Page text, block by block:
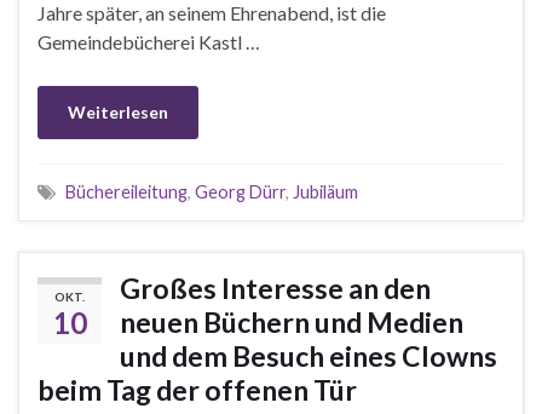
Jahre später, an seinem Ehrenabend, ist die
Gemeindebücherei Kastl …
Weiterlesen
Büchereileitung, Georg Dürr, Jubiläum
OKT.
10
Großes Interesse an den
neuen Büchern und Medien
und dem Besuch eines Clowns
beim Tag der offenen Tür